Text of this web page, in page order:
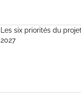
Les six priorités du
2027